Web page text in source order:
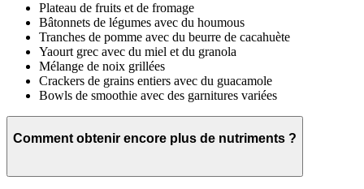
Plateau de fruits et de fromage
Bâtonnets de légumes avec du houmous
Tranches de pomme avec du beurre de cacahuète
Yaourt grec avec du miel et du granola
Mélange de noix grillées
Crackers de grains entiers avec du guacamole
Bowls de smoothie avec des garnitures variées
Comment obtenir encore plus de nutriments ?